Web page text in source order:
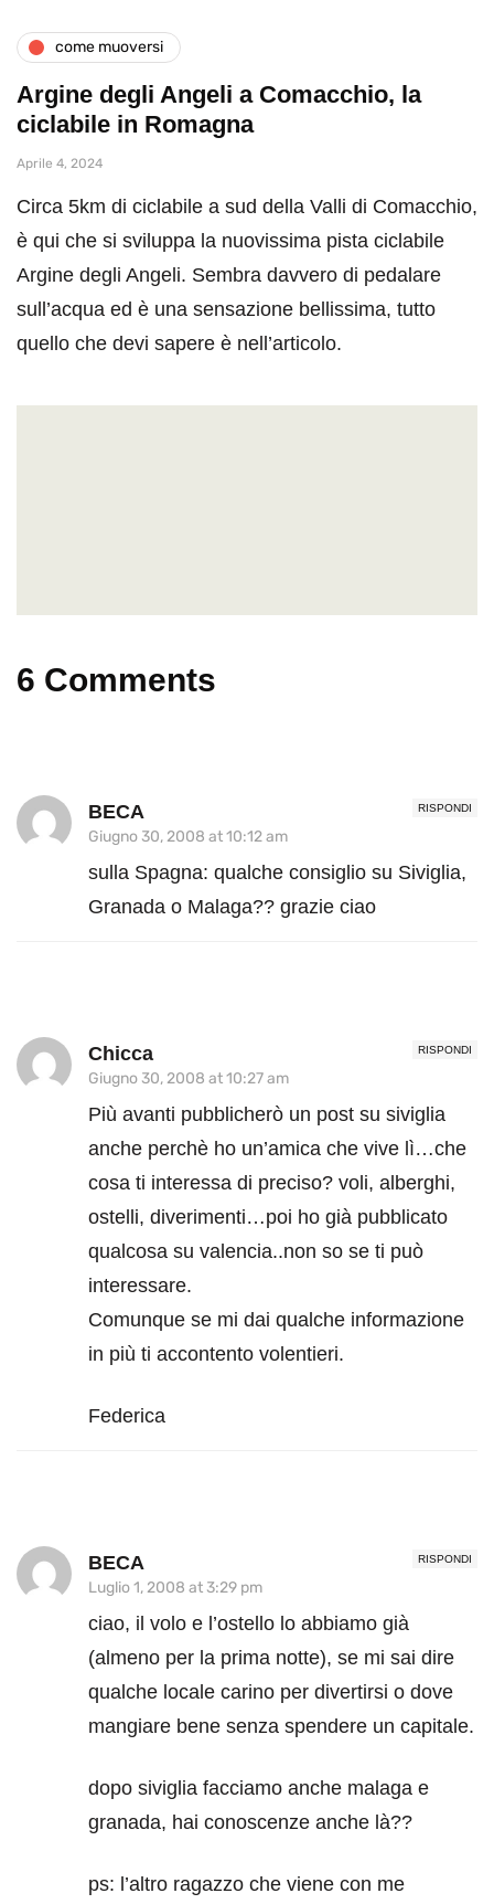
come muoversi
Argine degli Angeli a Comacchio, la
ciclabile in Romagna
Aprile 4, 2024
Circa 5km di ciclabile a sud della Valli di Comacchio,
è qui che si sviluppa la nuovissima pista ciclabile
Argine degli Angeli. Sembra davvero di pedalare
sull’acqua ed è una sensazione bellissima, tutto
quello che devi sapere è nell’articolo.
6 Comments
RISPONDI
BECA
Giugno 30, 2008 at 10:12 am
sulla Spagna: qualche consiglio su Siviglia,
Granada o Malaga?? grazie ciao
RISPONDI
Chicca
Giugno 30, 2008 at 10:27 am
Più avanti pubblicherò un post su siviglia
anche perchè ho un’amica che vive lì…che
cosa ti interessa di preciso? voli, alberghi,
ostelli, diverimenti…poi ho già pubblicato
qualcosa su valencia..non so se ti può
interessare.
Comunque se mi dai qualche informazione
in più ti accontento volentieri.
Federica
RISPONDI
BECA
Luglio 1, 2008 at 3:29 pm
ciao, il volo e l’ostello lo abbiamo già
(almeno per la prima notte), se mi sai dire
qualche locale carino per divertirsi o dove
mangiare bene senza spendere un capitale.
dopo siviglia facciamo anche malaga e
granada, hai conoscenze anche là??
ps: l’altro ragazzo che viene con me